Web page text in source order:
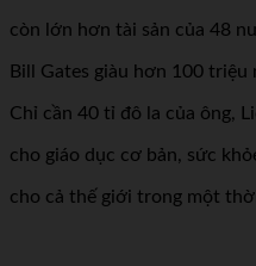
còn lớn hơn tài sản của 48
Bill Gates giàu hơn 100
Chỉ cần 40 tỉ đô la của ông,
cho giáo dục cơ bản, sức
cho cả thế giới trong một